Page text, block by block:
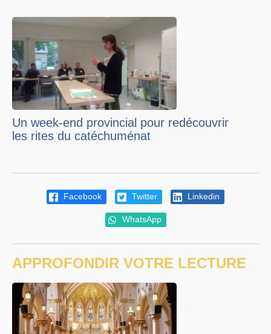
Un week-end provincial pour redécouvrir
les rites du catéchuménat
Facebook Twitter Linkedin
WhatsApp
APPROFONDIR VOTRE LECTURE